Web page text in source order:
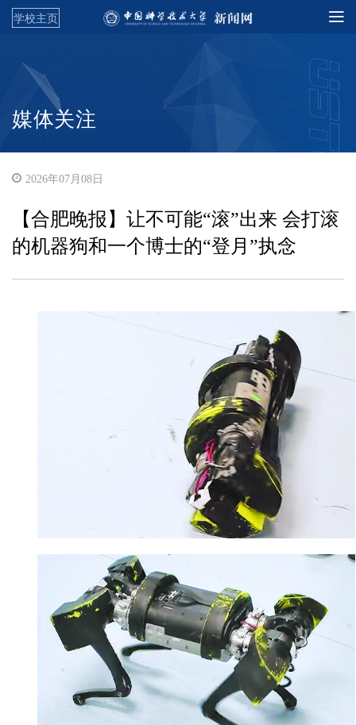
学校主页
媒体关注
2026年07月08日
【合肥晚报】让不可能“滚”出来 会打滚
的机器狗和一个博士的“登月”执念